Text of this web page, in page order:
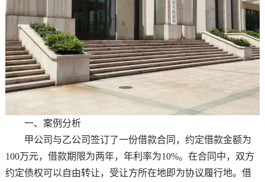
一、案例分析
甲公司与乙公司签订了一份借款合同，约定借款金额为
100万元，借款期限为两年，年利率为10%。在合同中，双方
约定债权可以自由转让，受让方所在地即为协议履行地。借